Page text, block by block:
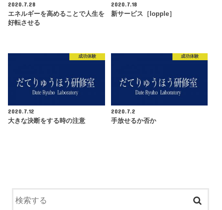
2020.7.28
エネルギーを高めることで人生を
好転させる
2020.7.18
新サービス［lopple］
成功体験
2020.7.12
大きな決断をする時の注意
成功体験
2020.7.2
手放せるか否か